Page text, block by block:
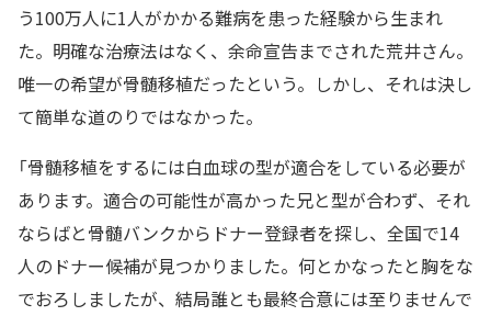
う100万人に1人がかかる難病を患った経験から生まれ
た。明確な治療法はなく、余命宣告までされた荒井さん。
唯一の希望が骨髄移植だったという。しかし、それは決し
て簡単な道のりではなかった。
「骨髄移植をするには白血球の型が適合をしている必要が
あります。適合の可能性が高かった兄と型が合わず、それ
ならばと骨髄バンクからドナー登録者を探し、全国で14
人のドナー候補が見つかりました。何とかなったと胸をな
でおろしましたが、結局誰とも最終合意には至りませんで